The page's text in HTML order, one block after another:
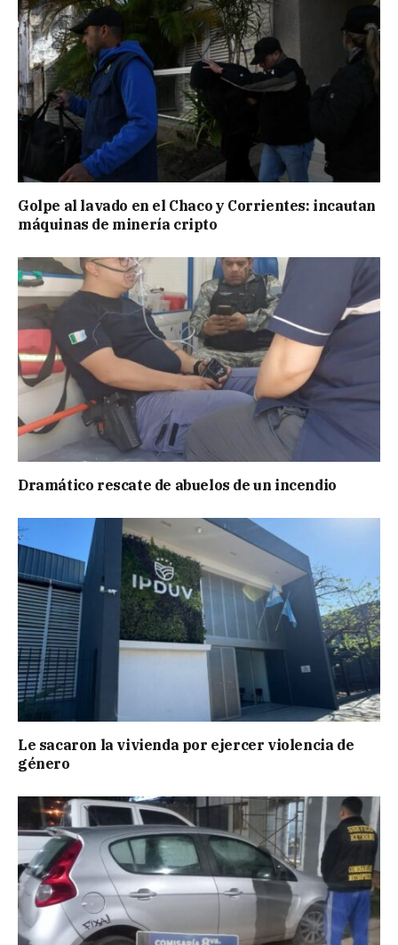
Golpe al lavado en el Chaco y Corrientes: incautan
máquinas de minería cripto
Dramático rescate de abuelos de un incendio
Le sacaron la vivienda por ejercer violencia de
género